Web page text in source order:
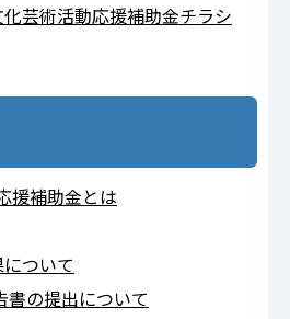
芸術活動応援補助金チラシ
援補助金とは
ついて
書の提出について